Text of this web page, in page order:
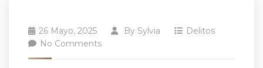
26 Mayo, 2025 By Sylvia
Delitos
No Comments